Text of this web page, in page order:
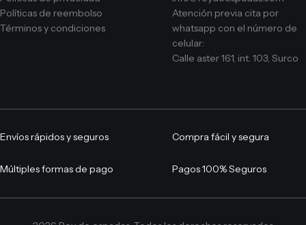
Políticas de reembolso
Términos y condiciones
Atención previa cita por
whatsapp con el número de
celular:
Calle aster 161, int. 103, Surco
Envíos rápidos y seguros Compra fácil y segura
Múltiples formas de pago Pagos 100% Seguros